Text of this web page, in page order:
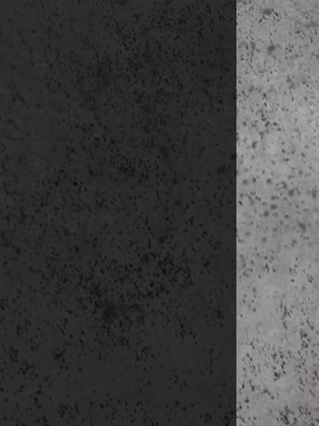
kb. 19:00
5. nap
(okt
07:00-08:00
08:00-08:45
08:45-10:30
10:30-11:00
11:00-14:00
14:00-14:35
15:00-17:00
17:00-
6. nap
(okt
07:00-08:00
08:15-09:45
10:00 átkelés
11:00-14:00
délután
7. nap
(okt
07:00-08:00
08:00-12:00
12:00-12:30
12:30
14:25-16:00
kb. 16:20
A tervezett